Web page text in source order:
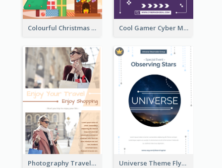
Colourful Christmas Sale Flyer With Decorations Cool Gamer Cyber Monday Flyer Design Template
Photography Travelling Promotional Flyer Universe Theme Flyer With Decoration